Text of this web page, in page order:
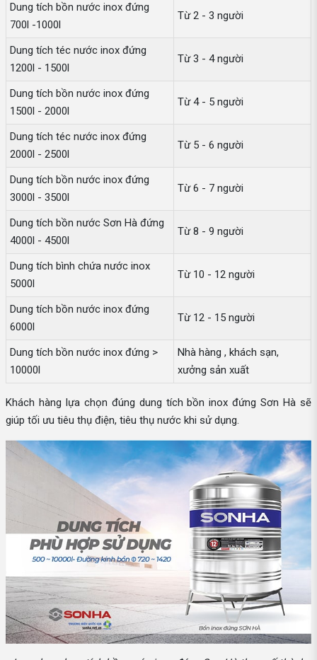
Dung tích bồn nước inox đứng
700l -1000l
Từ 2 - 3 người
Dung tích téc nước inox đứng
1200l - 1500l
Từ 3 - 4 người
Dung tích bồn nước inox đứng
1500l - 2000l
Từ 4 - 5 người
Dung tích téc nước inox đứng
2000l - 2500l
Từ 5 - 6 người
Dung tích bồn nước inox đứng
3000l - 3500l
Từ 6 - 7 người
Dung tích bồn nước Sơn Hà đứng
4000l - 4500l
Từ 8 - 9 người
Dung tích bình chứa nước inox
5000l
Từ 10 - 12 người
Dung tích bồn nước inox đứng
6000l
Từ 12 - 15 người
Dung tích bồn nước inox đứng >
10000l
Nhà hàng , khách sạn,
xưởng sản xuất
Khách hàng lựa chọn đúng dung tích bồn inox đứng Sơn Hà sẽ
giúp tối ưu tiêu thụ điện, tiêu thụ nước khi sử dụng.